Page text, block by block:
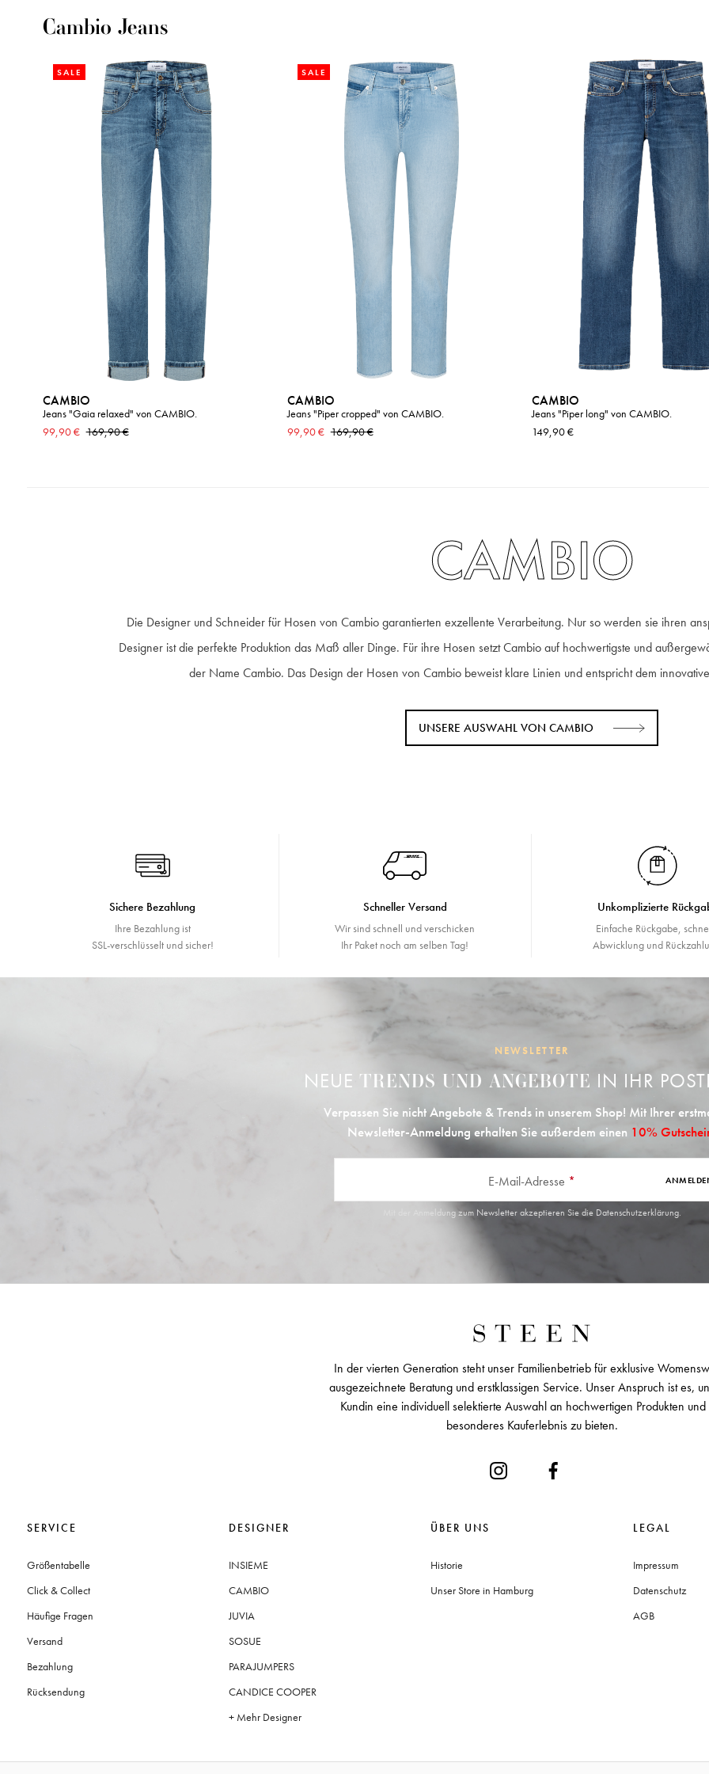
Cambio Jeans
SALE
CAMBIO
Jeans "Gaia relaxed" von CAMBIO.
99,90 € 169,90 €
SALE
CAMBIO
Jeans "Piper cropped" von CAMBIO.
99,90 € 169,90 €
CAMBIO
Jeans "Piper long" von CAMBIO.
149,90 €
CAMBIO
Die Designer und Schneider für Hosen von Cambio garantierten exzellente Verarbeitung. Nur so werden sie ihren
Designer ist die perfekte Produktion das Maß aller Dinge. Für ihre Hosen setzt Cambio auf hochwertigste und
der Name Cambio. Das Design der Hosen von Cambio beweist klare Linien und entspricht dem
UNSERE AUSWAHL VON CAMBIO
Sichere Bezahlung
Ihre Bezahlung ist
SSL-verschlüsselt und sicher!
Schneller Versand
Wir sind schnell und verschicken
Ihr Paket noch am selben Tag!
Unkomplizierte
Einfache Rückgabe,
Abwicklung und
NEWSLETTER
NEUE TRENDS UND ANGEBOTE IN IHR
Verpassen Sie nicht Angebote & Trends in unserem Shop! Mit Ihrer
Newsletter-Anmeldung erhalten Sie außerdem einen 10%
E-Mail-Adresse *
Mit der Anmeldung zum Newsletter akzeptieren Sie die Datenschutzerklärung.
In der vierten Generation steht unser Familienbetrieb für exklusive
ausgezeichnete Beratung und erstklassigen Service. Unser Anspruch ist es,
Kundin eine individuell selektierte Auswahl an hochwertigen Produkten und
besonderes Kauferlebnis zu bieten.
SERVICE
Größentabelle
Click & Collect
Häufige Fragen
Versand
Bezahlung
Rücksendung
DESIGNER
INSIEME
CAMBIO
JUVIA
SOSUE
PARAJUMPERS
CANDICE COOPER
+ Mehr Designer
ÜBER UNS
Historie
Unser Store in Hamburg
LEGAL
Impressum
Datenschutz
AGB